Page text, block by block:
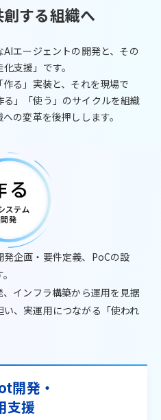
する組織へ
エージェントの開発と、その
支援」です。
る」実装と、それを現場で
る」「使う」のサイクルを組織
の変革を後押しします。
企画・要件定義、PoCの設
インフラ構築から運用を見据
、実運用につながる「使われ
開発・
支援